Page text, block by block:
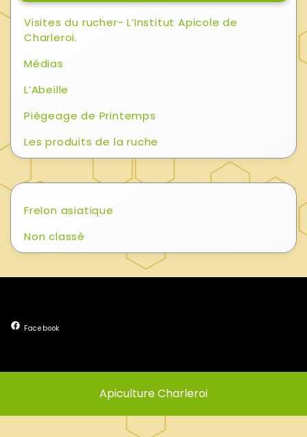
Visites du rucher- L’Institut Apicole de
Charleroi.
Médias
L’Abeille
Piégeage de Printemps
Les produits de la ruche
Frelon asiatique
Non classé
Facebook
Apiculture Charleroi